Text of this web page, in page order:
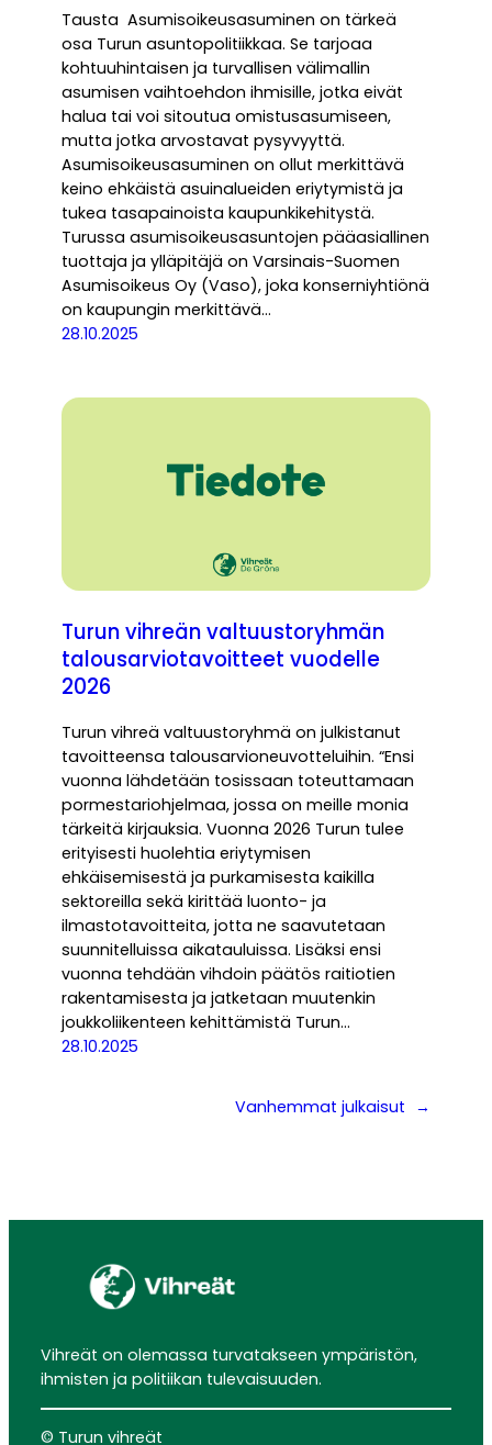
Tausta Asumisoikeusasuminen on tärkeä
osa Turun asuntopolitiikkaa. Se tarjoaa
kohtuuhintaisen ja turvallisen välimallin
asumisen vaihtoehdon ihmisille, jotka eivät
halua tai voi sitoutua omistusasumiseen,
mutta jotka arvostavat pysyvyyttä.
Asumisoikeusasuminen on ollut merkittävä
keino ehkäistä asuinalueiden eriytymistä ja
tukea tasapainoista kaupunkikehitystä.
Turussa asumisoikeusasuntojen pääasiallinen
tuottaja ja ylläpitäjä on Varsinais-Suomen
Asumisoikeus Oy (Vaso), joka konserniyhtiönä
on kaupungin merkittävä…
28.10.2025
Turun vihreän valtuustoryhmän
talousarviotavoitteet vuodelle
2026
Turun vihreä valtuustoryhmä on julkistanut
tavoitteensa talousarvioneuvotteluihin. “Ensi
vuonna lähdetään tosissaan toteuttamaan
pormestariohjelmaa, jossa on meille monia
tärkeitä kirjauksia. Vuonna 2026 Turun tulee
erityisesti huolehtia eriytymisen
ehkäisemisestä ja purkamisesta kaikilla
sektoreilla sekä kirittää luonto- ja
ilmastotavoitteita, jotta ne saavutetaan
suunnitelluissa aikatauluissa. Lisäksi ensi
vuonna tehdään vihdoin päätös raitiotien
rakentamisesta ja jatketaan muutenkin
joukkoliikenteen kehittämistä Turun…
28.10.2025
Vanhemmat julkaisut →
Vihreät on olemassa turvatakseen ympäristön,
ihmisten ja politiikan tulevaisuuden.
© Turun vihreät